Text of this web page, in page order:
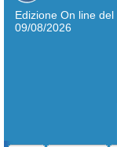
Edizione On line del
09/08/2026